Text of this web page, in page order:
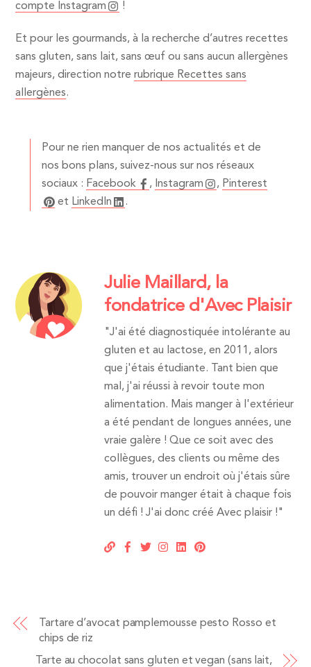
compte Instagram
!
Et pour les gourmands, à la recherche d’autres recettes
sans gluten, sans lait, sans œuf ou sans aucun allergènes
majeurs, direction notrerubrique Recettes sans
allergènes.
Pour ne rien manquer de nos actualités et de
nos bons plans, suivez-nous sur nos réseaux
sociaux : Facebook , Instagram , Pinterest
et LinkedIn .
Julie Maillard, la
fondatrice d'Avec Plaisir
"J'ai été diagnostiquée intolérante au
gluten et au lactose, en 2011, alors
que j'étais étudiante. Tant bien que
mal, j'ai réussi à revoir toute mon
alimentation. Mais manger à l'extérieur
a été pendant de longues années, une
vraie galère ! Que ce soit avec des
collègues, des clients ou même des
amis, trouver un endroit où j'étais sûre
de pouvoir manger était à chaque fois
un défi ! J'ai donc créé Avec plaisir !"
Tartare d’avocat pamplemousse pesto Rosso et
chips de riz
Tarte au chocolat sans gluten et vegan (sans lait,